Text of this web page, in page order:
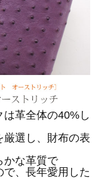
革全体の40%し
厳選し、財布の表
かな革質で
、長年愛用した